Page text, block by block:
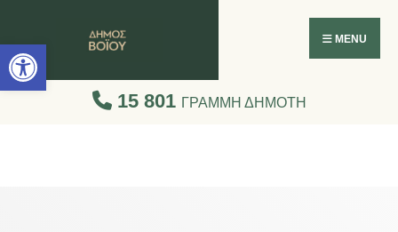
Ανοίξτε τη γραμμή εργαλείων
MENU
15 801 ΓΡΑΜΜΗ ΔΗΜΟΤΗ